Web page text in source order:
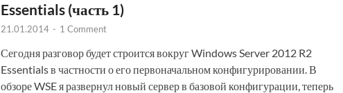
Essentials (часть 1)
21.01.2014 - 1 Comment
Сегодня разговор будет строится вокруг Windows Server 2012 R2
Essentials в частности о его первоначальном конфигурировании. В
обзоре WSE я развернул новый сервер в базовой конфигурации, теперь